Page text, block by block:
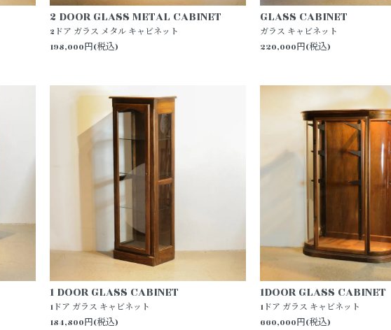
2 DOOR GLASS METAL CABINET
2ドア ガラス メタル キャビネット
198,000円(税込)
GLASS CABINET
ガラス キャビネット
220,000円(税込)
1 DOOR GLASS CABINET
1ドア ガラス キャビネット
184,800円(税込)
1DOOR GLASS CABINET
1ドア ガラス キャビネット
660,000円(税込)